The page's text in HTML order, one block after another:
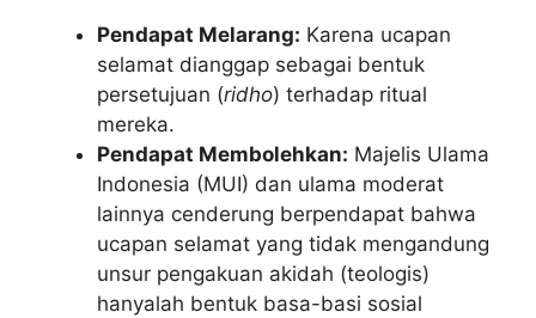
Pendapat Melarang: Karena ucapan
selamat dianggap sebagai bentuk
persetujuan (ridho) terhadap ritual
mereka.
Pendapat Membolehkan: Majelis Ulama
Indonesia (MUI) dan ulama moderat
lainnya cenderung berpendapat bahwa
ucapan selamat yang tidak mengandung
unsur pengakuan akidah (teologis)
hanyalah bentuk basa-basi sosial